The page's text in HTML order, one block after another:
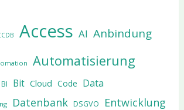
Access AI Anbindung
Automatisierung
BI Bit Cloud Code Data
Datenbank DSGVO Entwicklung